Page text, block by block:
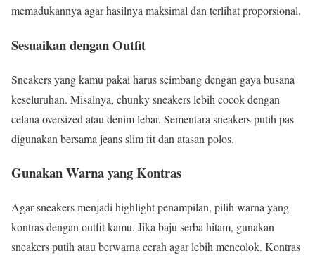
memadukannya agar hasilnya maksimal dan terlihat proporsional.
Sesuaikan dengan Outfit
Sneakers yang kamu pakai harus seimbang dengan gaya busana
keseluruhan. Misalnya, chunky sneakers lebih cocok dengan
celana oversized atau denim lebar. Sementara sneakers putih pas
digunakan bersama jeans slim fit dan atasan polos.
Gunakan Warna yang Kontras
Agar sneakers menjadi highlight penampilan, pilih warna yang
kontras dengan outfit kamu. Jika baju serba hitam, gunakan
sneakers putih atau berwarna cerah agar lebih mencolok. Kontras